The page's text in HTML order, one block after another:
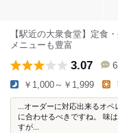
【駅近の大衆食堂】定食
メニューも豊富
3.07
￥1,000～￥1,999
...オーダーに対応出来るオ
に合わせるべきですね。 味
すが...